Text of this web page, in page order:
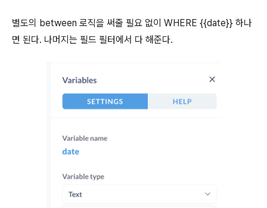
별도의 between 로직을 써줄 필요 없이 WHERE {{date}} 하나
면 된다. 나머지는 필드 필터에서 다 해준다.